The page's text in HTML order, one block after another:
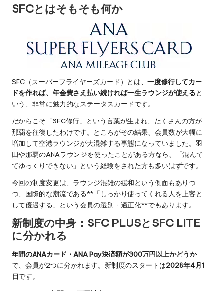
SFCとはそもそも何か
SFC（スーパーフライヤーズカード）とは、 一度修行してカー
ドを作れば、年会費さえ払い続ければ一生ラウンジが使えると
いう、非常に魅力的なステータスカードです。
だからこそ「SFC修行」という言葉が生まれ、たくさんの方が
那覇を往復したわけです。ところがその結果、会員数が大幅に
増加して空港ラウンジが大混雑する事態になっていました。羽
田や那覇のANAラウンジを使ったことがある方なら、「混んで
てゆっくりできない」という経験をされた方も多いはずです。
今回の制度変更は、ラウンジ混雑の緩和という側面もありつ
つ、国際的な潮流である**「しっかり使ってくれる人を上客と
して優遇する」という会員の選別・適正化**でもあります。
新制度の中身：SFC PLUSとSFC LITE
に分かれる
年間のANAカード・ANA Pay決済額が300万円以上かどうか
で、会員が2つに分かれます。新制度のスタートは2028年4月1
日 です。